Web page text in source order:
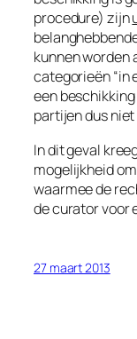
procedure) zijn
kunnen worden
categorieën “in
een
partijen dus
In dit geval
mogelijkheid
waarmee de
de curator voor
27 maart 2013